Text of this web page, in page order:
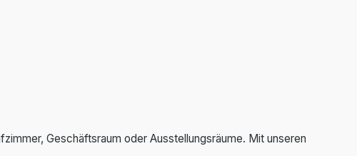
Geschäftsraum oder Ausstellungsräume. Mit unseren